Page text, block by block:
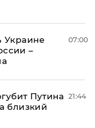
Украине
–
07:00
Путина
близкий
21:44